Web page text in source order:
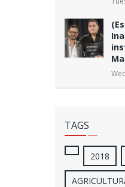
TAGS
2018